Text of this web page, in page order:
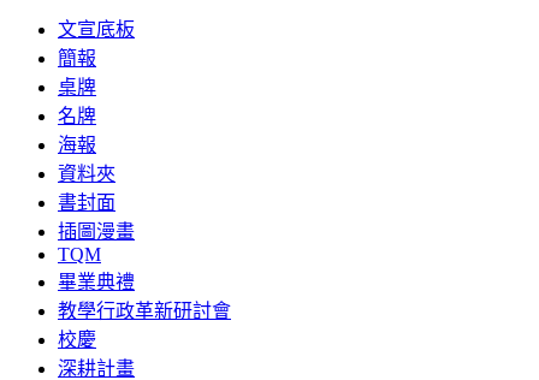
文宣底板
簡報
桌牌
名牌
海報
資料夾
書封面
插圖漫畫
TQM
畢業典禮
教學行政革新研討會
校慶
深耕計畫